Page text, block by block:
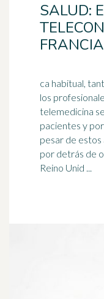
SALUD:
FRANCIA
ca habitual,
los profesionales
telemedicina
pacientes y
pesar de estos
por detrás de
Reino Unid ...